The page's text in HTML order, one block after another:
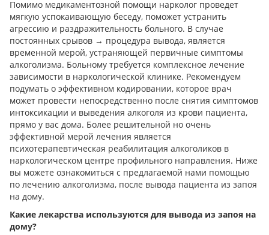
Помимо медикаментозной помощи нарколог проведет
мягкую успокаивающую беседу, поможет устранить
агрессию и раздражительность больного. В случае
постоянных срывов → процедура вывода, является
временной мерой, устраняющей первичные симптомы
алкоголизма. Больному требуется комплексное лечение
зависимости в наркологической клинике. Рекомендуем
подумать о эффективном кодировании, которое врач
может провести непосредственно после снятия симптомов
интоксикации и выведения алкоголя из крови пациента,
прямо у вас дома. Более решительной но очень
эффективной мерой лечения является
психотерапевтическая реабилитация алкоголиков в
наркологическом центре профильного направления. Ниже
вы можете ознакомиться с предлагаемой нами помощью
по лечению алкоголизма, после вывода пациента из запоя
на дому.
Какие лекарства используются для вывода из запоя на
дому?